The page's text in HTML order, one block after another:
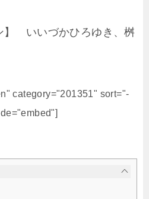
】 いいづかひろゆき、桝
category="201351" sort="-